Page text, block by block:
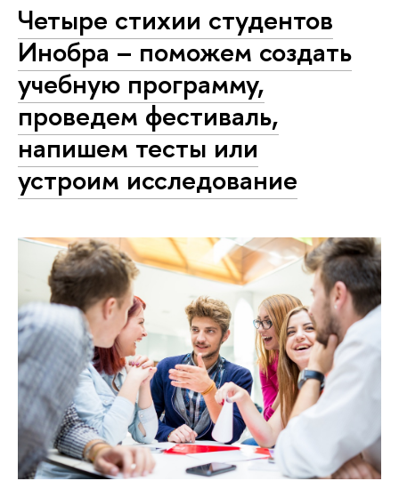
Четыре стихии студентов
Инобра – поможем создать
учебную программу,
проведем фестиваль,
напишем тесты или
устроим исследование